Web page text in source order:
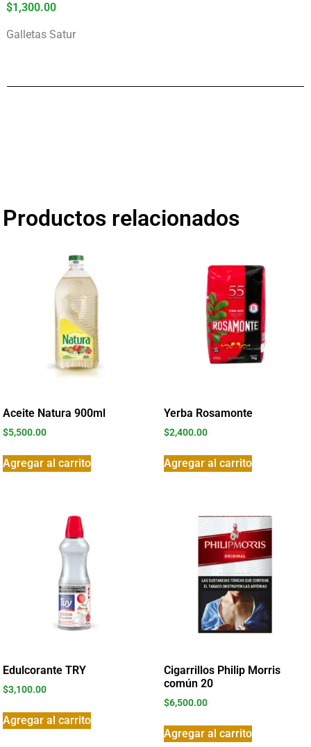
$1,300.00
Galletas Satur
Productos relacionados
Aceite Natura 900ml
$5,500.00
Agregar al carrito
Yerba Rosamonte
$2,400.00
Agregar al carrito
Edulcorante TRY
$3,100.00
Agregar al carrito
Cigarrillos Philip Morris
común 20
$6,500.00
Agregar al carrito